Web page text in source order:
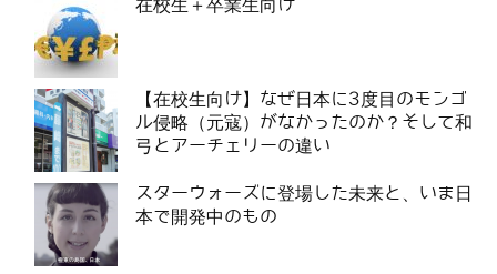
在校生＋卒業生向け
【在校生向け】なぜ日本に3度目のモンゴ
ル侵略（元寇）がなかったのか？そして和
弓とアーチェリーの違い
スターウォーズに登場した未来と、いま日
本で開発中のもの